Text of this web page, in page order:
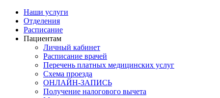
Наши услуги
Отделения
Расписание
Пациентам
Личный кабинет
Расписание врачей
Перечень платных медицинских услуг
Схема проезда
ОНЛАЙН-ЗАПИСЬ
Получение налогового вычета